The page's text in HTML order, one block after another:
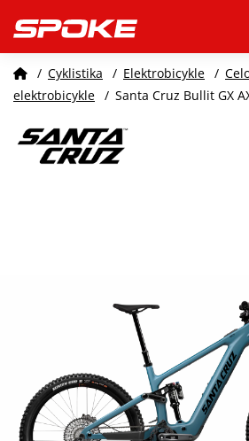
/ Cyklistika / Elektrobicykle /
elektrobicykle / Santa Cruz Bullit GX